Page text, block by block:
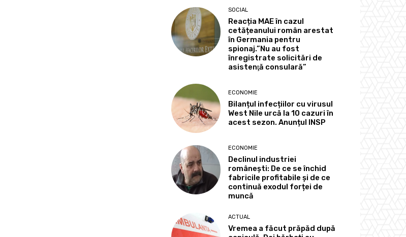
SOCIAL
Reacția MAE în cazul
cetățeanului român arestat
în Germania pentru
spionaj.”Nu au fost
înregistrate solicitări de
asistenţă consulară”
ECONOMIE
Bilanțul infecțiilor cu virusul
West Nile urcă la 10 cazuri în
acest sezon. Anunțul INSP
ECONOMIE
Declinul industriei
românești: De ce se închid
fabricile profitabile și de ce
continuă exodul forței de
muncă
ACTUAL
Vremea a făcut prăpăd după